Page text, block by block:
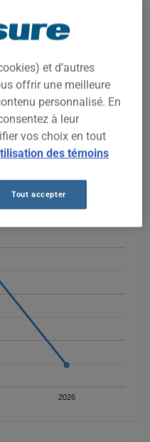
AUTO AUDI
DEPUIS 2025.
de données
autre année, ou
un prix personnalisé.
pour votre véhicule AUDI
que jamais de
2026
et d’autres
offrir une meilleure
personnalisé. En
à leur
vos choix en tout
des témoins
Tout accepter